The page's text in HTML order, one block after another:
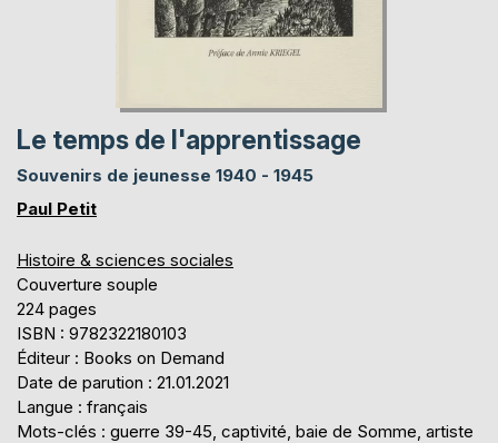
Le temps de l'apprentissage
Souvenirs de jeunesse 1940 - 1945
Paul Petit
Histoire & sciences sociales
Couverture souple
224 pages
ISBN : 9782322180103
Éditeur : Books on Demand
Date de parution : 21.01.2021
Langue : français
Mots-clés : guerre 39-45, captivité, baie de Somme, artiste